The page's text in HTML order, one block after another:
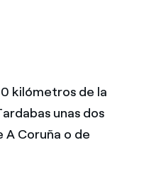
kilómetros de la
unas dos
A Coruña o de